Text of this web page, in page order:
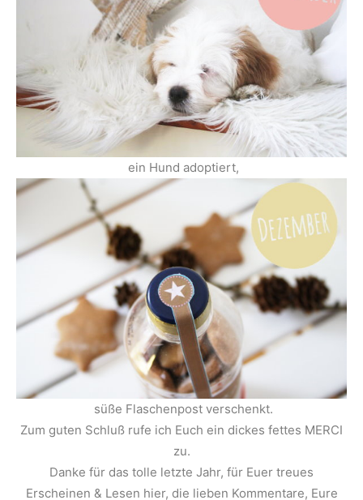
ein Hund adoptiert,
süße Flaschenpost verschenkt.
Zum guten Schluß rufe ich Euch ein dickes fettes MERCI
zu.
Danke für das tolle letzte Jahr, für Euer treues
Erscheinen & Lesen hier, die lieben Kommentare, Eure